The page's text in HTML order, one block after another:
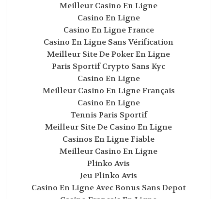
Meilleur Casino En Ligne
Casino En Ligne
Casino En Ligne France
Casino En Ligne Sans Vérification
Meilleur Site De Poker En Ligne
Paris Sportif Crypto Sans Kyc
Casino En Ligne
Meilleur Casino En Ligne Français
Casino En Ligne
Tennis Paris Sportif
Meilleur Site De Casino En Ligne
Casinos En Ligne Fiable
Meilleur Casino En Ligne
Plinko Avis
Jeu Plinko Avis
Casino En Ligne Avec Bonus Sans Depot